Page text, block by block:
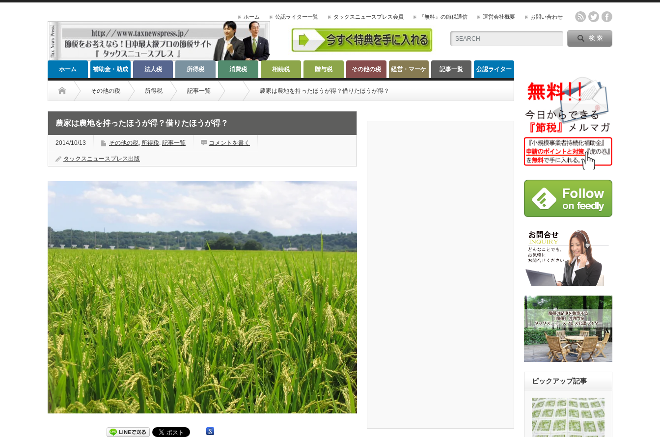
ホーム 公認ライター一覧 タックスニュースプレス会員 『無料』の節税通信 運営会社概要 お問い合わせ
ホーム 補助金・助成 法人税 所得税 消費税 相続税 贈与税 その他の税 経営・マーケ 記事一覧 公認ライター
その他の税 所得税 記事一覧 農家は農地を持ったほうが得？借りたほうが得？
農家は農地を持ったほうが得？借りたほうが得？
2014/10/13 その他の税, 所得税, 記事一覧 コメントを書く
タックスニュースプレス出版
ピックアップ記事